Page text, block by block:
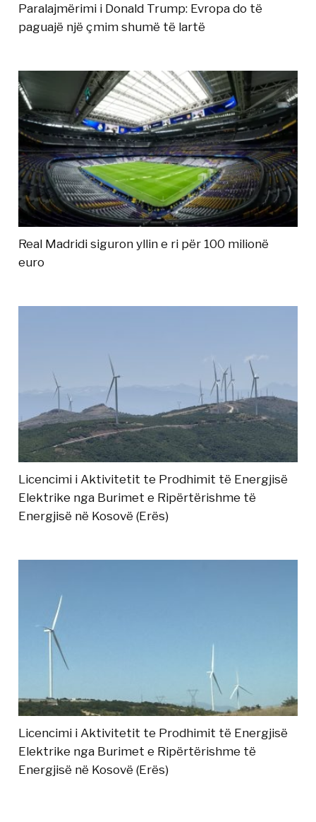
Paralajmërimi i Donald Trump: Evropa do të
paguajë një çmim shumë të lartë
Real Madridi siguron yllin e ri për 100 milionë
euro
Licencimi i Aktivitetit te Prodhimit të Energjisë
Elektrike nga Burimet e Ripërtërishme të
Energjisë në Kosovë (Erës)
Licencimi i Aktivitetit te Prodhimit të Energjisë
Elektrike nga Burimet e Ripërtërishme të
Energjisë në Kosovë (Erës)